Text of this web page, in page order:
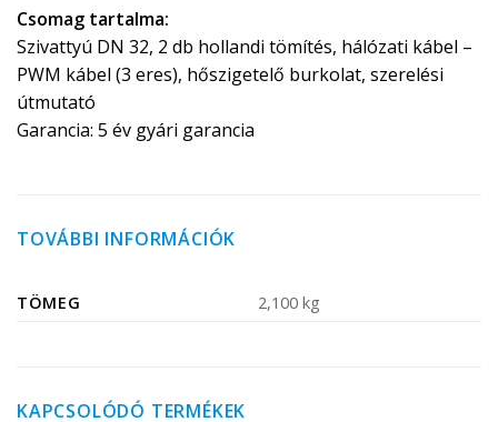
Csomag tartalma:
Szivattyú DN 32, 2 db hollandi tömítés, hálózati kábel –
PWM kábel (3 eres), hőszigetelő burkolat, szerelési
útmutató
Garancia: 5 év gyári garancia
TOVÁBBI INFORMÁCIÓK
TÖMEG 2,100 kg
KAPCSOLÓDÓ TERMÉKEK